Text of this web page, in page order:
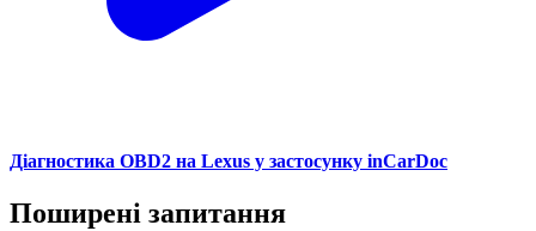
Діагностика OBD2 на Lexus у застосунку inCarDoc
Поширені запитання